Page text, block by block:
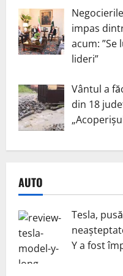
impas
acum:
lideri”
Vântul a
din 18
AUTO
Tesla,
Y a fost